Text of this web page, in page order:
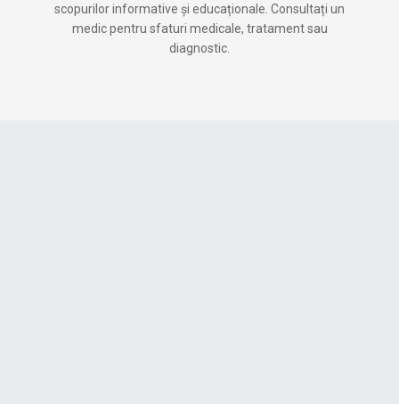
scopurilor informative și educaționale. Consultați un
medic pentru sfaturi medicale, tratament sau
diagnostic.